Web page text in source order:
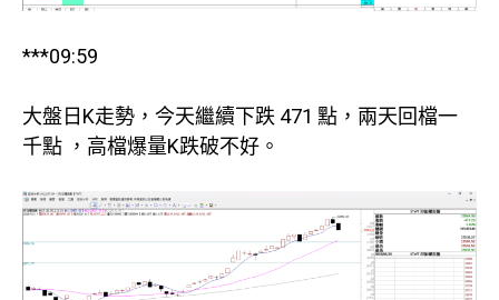
***09:59
大盤日K走勢，今天繼續下跌 471 點，兩天回檔一
千點 ，高檔爆量K跌破不好。